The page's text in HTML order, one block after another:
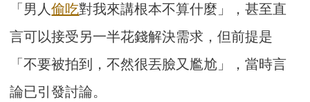
「男人偷吃對我來講根本不算什麼」，甚至直
言可以接受另一半花錢解決需求，但前提是
「不要被拍到，不然很丟臉又尷尬」，當時言
論已引發討論。